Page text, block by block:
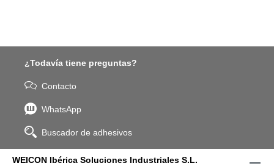
¿Todavía tiene preguntas?
Contacto
WhatsApp
Buscador de adhesivos
WEICON Ibérica Soluciones Industriales S.L.